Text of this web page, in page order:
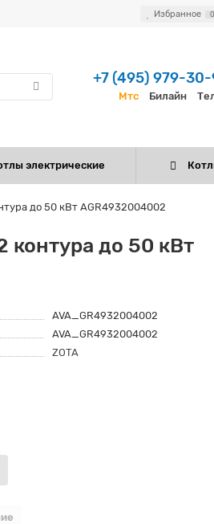
Избранное 0
+7 (495) 979-
Мтс Билайн
электрические
до 50 кВт AGR4932004002
контура до 50 кВт
AVA_GR4932004002
AVA_GR4932004002
ZOTA